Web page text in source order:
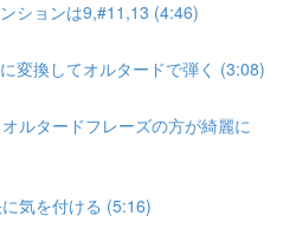
ションは9,#11,13 (4:46)
変換してオルタードで弾く (3:08)
ルタードフレーズの方が綺麗に
気を付ける (5:16)